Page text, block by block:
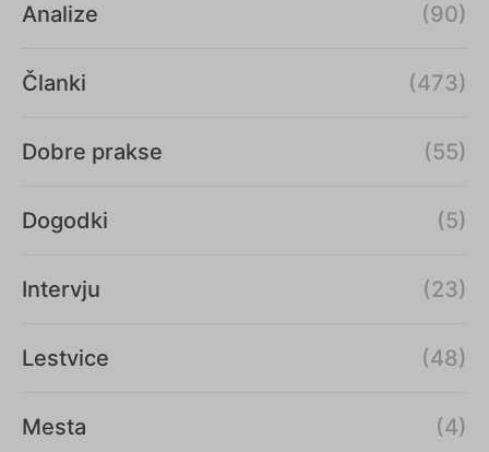
Analize (90)
Članki (473)
Dobre prakse (55)
Dogodki (5)
Intervju (23)
Lestvice (48)
Mesta (4)